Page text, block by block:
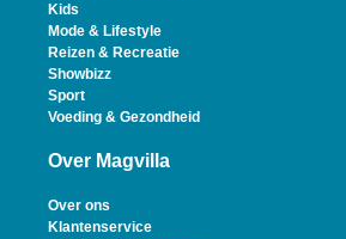
Kids
Mode & Lifestyle
Reizen & Recreatie
Showbizz
Sport
Voeding & Gezondheid
Over Magvilla
Over ons
Klantenservice